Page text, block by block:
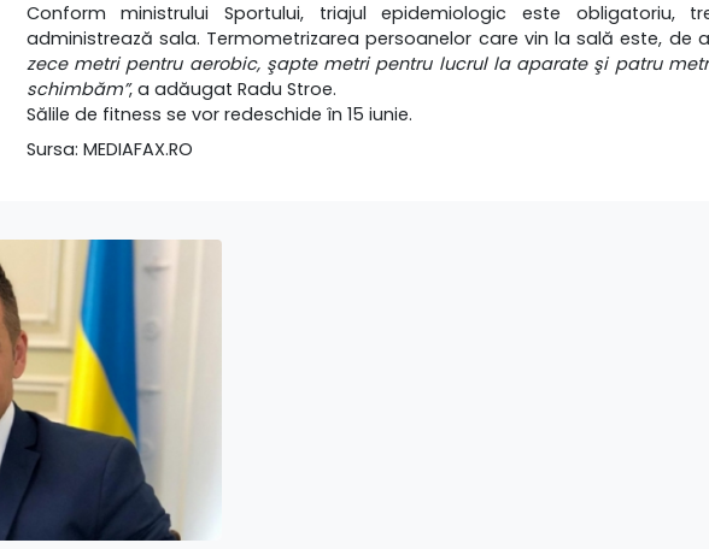
Conform ministrului Sportului, triajul epidemiologic este obligatoriu,
administrează sala. Termometrizarea persoanelor care vin la sală este, de
zece metri pentru aerobic, şapte metri pentru lucrul la aparate şi patru
schimbăm”, a adăugat Radu Stroe.
Sălile de fitness se vor redeschide în 15 iunie.
Sursa: MEDIAFAX.RO